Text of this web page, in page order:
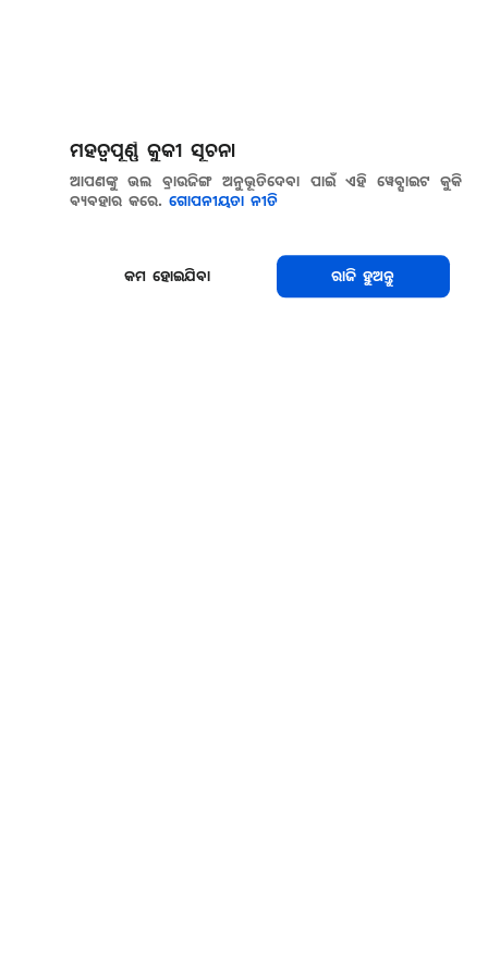
ମହତ୍ୱପୂର୍ଣ୍ଣ କୁକୀ ସୂଚନା
ଆପଣଙ୍କୁ ଭଲ ବ୍ରାଉଜିଙ୍ଗ ଅନୁଭୂତିଦେବା ପାଇଁ ଏହି ୱେବ୍ସାଇଟ କୁକି
ବ୍ୟବହାର କରେ. ଗୋପନୀୟତା ନୀତି
କମ ହୋଇଯିବା ରାଜି ହୁଅନ୍ତୁ